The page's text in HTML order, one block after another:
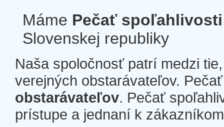
Máme Pečať spoľahlivosti
Slovenskej republiky
Naša spoločnosť patrí medzi
verejných obstarávateľov.
obstarávateľov. Pečať
prístupe a jednaní k